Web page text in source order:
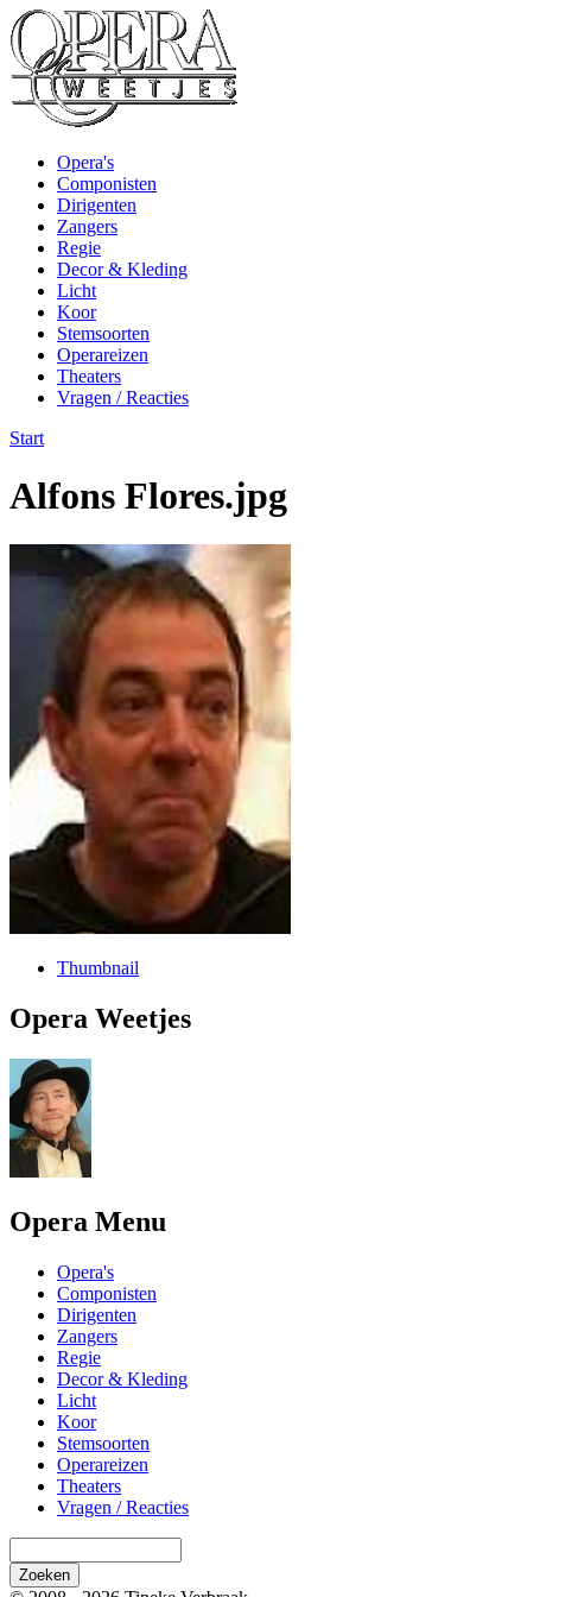
Opera's
Componisten
Dirigenten
Zangers
Regie
Decor & Kleding
Licht
Koor
Stemsoorten
Operareizen
Theaters
Vragen / Reacties
Start
Alfons Flores.jpg
Thumbnail
Opera Weetjes
Opera Menu
Opera's
Componisten
Dirigenten
Zangers
Regie
Decor & Kleding
Licht
Koor
Stemsoorten
Operareizen
Theaters
Vragen / Reacties